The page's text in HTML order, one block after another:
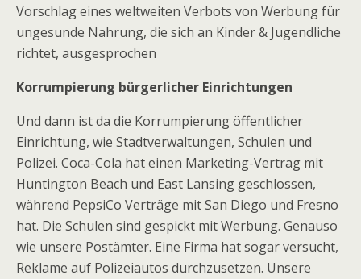
Vorschlag eines weltweiten Verbots von Werbung für
ungesunde Nahrung, die sich an Kinder & Jugendliche
richtet, ausgesprochen
Korrumpierung bürgerlicher Einrichtungen
Und dann ist da die Korrumpierung öffentlicher
Einrichtung, wie Stadtverwaltungen, Schulen und
Polizei. Coca-Cola hat einen Marketing-Vertrag mit
Huntington Beach und East Lansing geschlossen,
während PepsiCo Verträge mit San Diego und Fresno
hat. Die Schulen sind gespickt mit Werbung. Genauso
wie unsere Postämter. Eine Firma hat sogar versucht,
Reklame auf Polizeiautos durchzusetzen. Unsere